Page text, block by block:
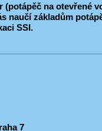
(potápěč na otevřené
naučí základům
SSI.
7